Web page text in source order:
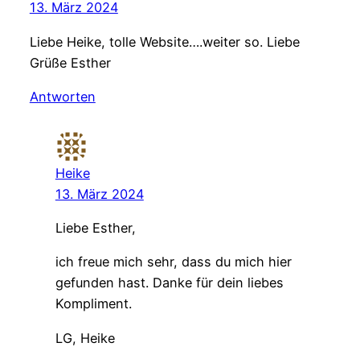
13. März 2024
Liebe Heike, tolle Website….weiter so. Liebe
Grüße Esther
Antworten
Heike
13. März 2024
Liebe Esther,
ich freue mich sehr, dass du mich hier
gefunden hast. Danke für dein liebes
Kompliment.
LG, Heike